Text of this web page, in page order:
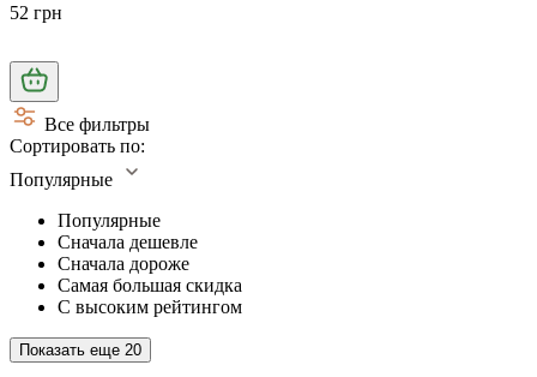
52 грн
Все фильтры
Сортировать по:
Популярные
Популярные
Сначала дешевле
Сначала дороже
Самая большая скидка
С высоким рейтингом
Показать еще 20